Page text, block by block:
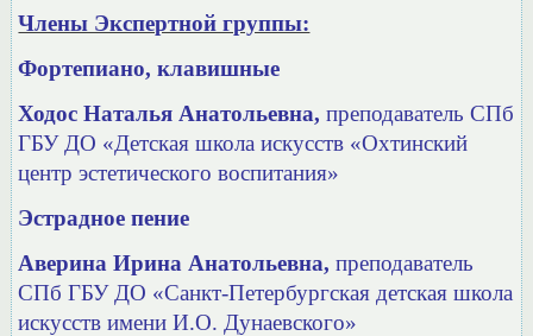
Члены Экспертной группы:
Фортепиано, клавишные
Ходос Наталья Анатольевна,преподаватель СПб
ГБУ ДО «Детская школа искусств «Охтинский
центр эстетического воспитания»
Эстрадное пение
Аверина Ирина Анатольевна,преподаватель
СПб ГБУ ДО «Санкт-Петербургская детская школа
искусств имени И.О. Дунаевского»